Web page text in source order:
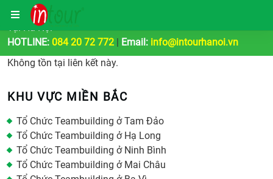
Công Ty Tổ Chức Tour Du Lịch | Teambuilding & Sự Kiện
Tại Hà Nội
HOTLINE: 084 20 72 772 | Email: info@intourhanoi.vn
Không tồn tại liên kết này.
KHU VỰC MIỀN BẮC
Tổ Chức Teambuilding ở Tam Đảo
Tổ Chức Teambuilding ở Hạ Long
Tổ Chức Teambuilding ở Ninh Bình
Tổ Chức Teambuilding ở Mai Châu